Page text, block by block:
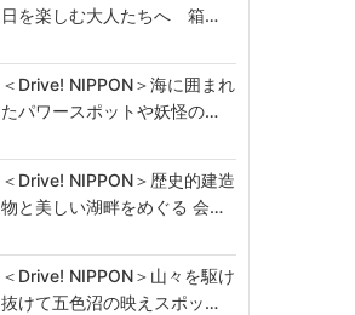
日を楽しむ大人たちへ 箱…
＜Drive! NIPPON＞海に囲まれ
たパワースポットや妖怪の…
＜Drive! NIPPON＞歴史的建造
物と美しい湖畔をめぐる 会…
＜Drive! NIPPON＞山々を駆け
抜けて五色沼の映えスポッ…